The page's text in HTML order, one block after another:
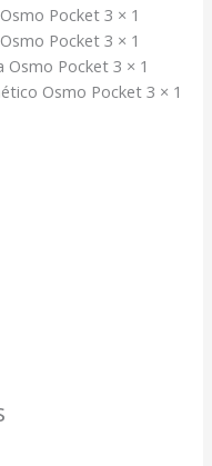
Pocket 3 × 1
Pocket 3 × 1
Pocket 3 × 1
Osmo Pocket 3 × 1